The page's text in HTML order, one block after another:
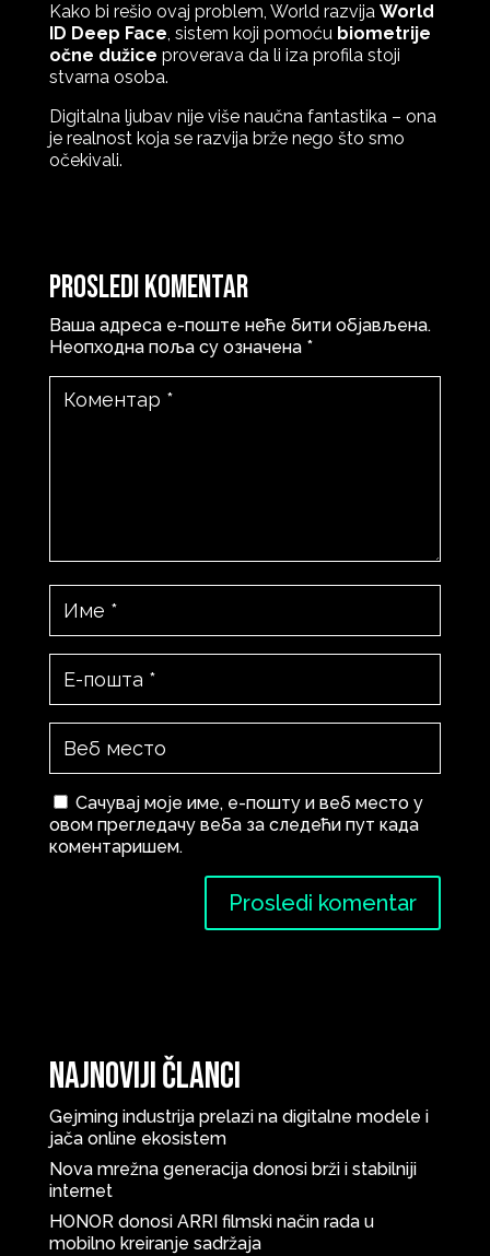
Kako bi rešio ovaj problem, World razvija World
ID Deep Face, sistem koji pomoću biometrije
očne dužice proverava da li iza profila stoji
stvarna osoba.
Digitalna ljubav nije više naučna fantastika – ona
je realnost koja se razvija brže nego što smo
očekivali.
Prosledi komentar
Ваша адреса е-поште неће бити објављена.
Неопходна поља су означена *
Сачувај моје име, е-пошту и веб место у
овом прегледачу веба за следећи пут када
коментаришем.
Najnoviji članci
Gejming industrija prelazi na digitalne modele i
jača online ekosistem
Nova mrežna generacija donosi brži i stabilniji
internet
HONOR donosi ARRI filmski način rada u
mobilno kreiranje sadržaja